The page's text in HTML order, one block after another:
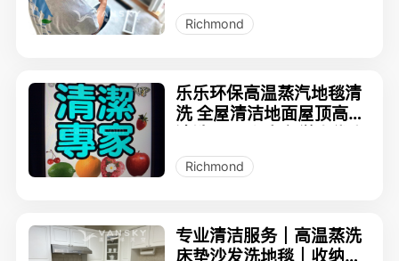
道、干衣机管道清洁 地毯
清洁 洗地毯 室外外墙地面
Richmond
乐乐环保高温蒸汽地毯清
洗 全屋清洁地面屋顶高压
旅游用车
Richmond
专业清洁服务｜高温蒸洗
床垫沙发洗地毯｜收纳整